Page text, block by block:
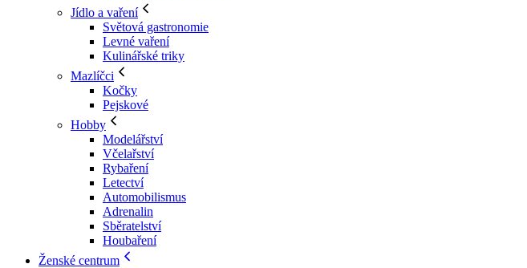
Jídlo a vaření
Světová gastronomie
Levné vaření
Kulinářské triky
Mazlíčci
Kočky
Pejskové
Hobby
Modelářství
Včelařství
Rybaření
Letectví
Automobilismus
Adrenalin
Sběratelství
Houbaření
Ženské centrum